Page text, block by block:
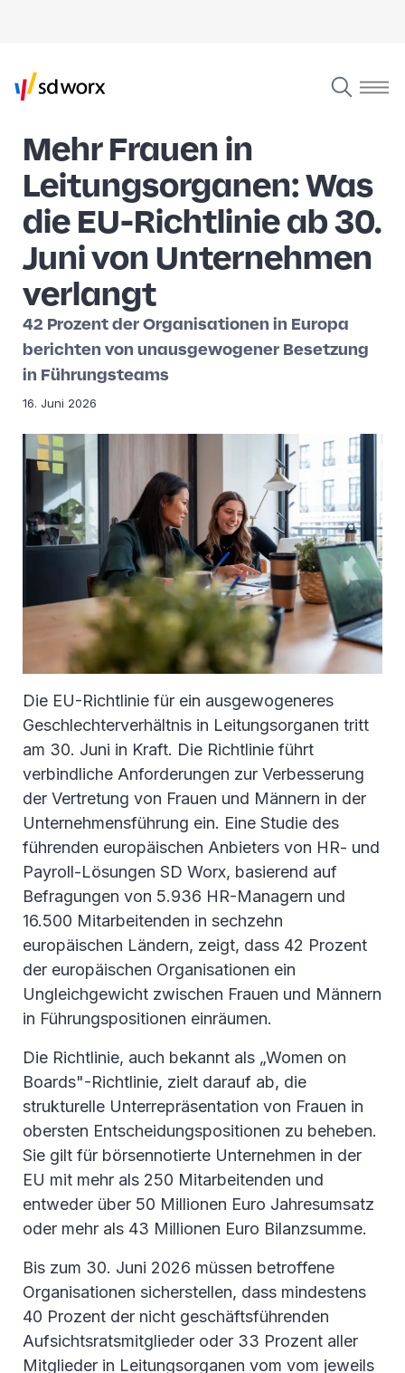
Mehr Frauen in
Leitungsorganen: Was
die EU-Richtlinie ab 30.
Juni von Unternehmen
verlangt
42 Prozent der Organisationen in Europa
berichten von unausgewogener Besetzung
in Führungsteams
16. Juni 2026
Die EU-Richtlinie für ein ausgewogeneres
Geschlechterverhältnis in Leitungsorganen tritt
am 30. Juni in Kraft. Die Richtlinie führt
verbindliche Anforderungen zur Verbesserung
der Vertretung von Frauen und Männern in der
Unternehmensführung ein. Eine Studie des
führenden europäischen Anbieters von HR- und
Payroll-Lösungen SD Worx, basierend auf
Befragungen von 5.936 HR-Managern und
16.500 Mitarbeitenden in sechzehn
europäischen Ländern, zeigt, dass 42 Prozent
der europäischen Organisationen ein
Ungleichgewicht zwischen Frauen und Männern
in Führungspositionen einräumen.
Die Richtlinie, auch bekannt als „Women on
Boards"-Richtlinie, zielt darauf ab, die
strukturelle Unterrepräsentation von Frauen in
obersten Entscheidungspositionen zu beheben.
Sie gilt für börsennotierte Unternehmen in der
EU mit mehr als 250 Mitarbeitenden und
entweder über 50 Millionen Euro Jahresumsatz
oder mehr als 43 Millionen Euro Bilanzsumme.
Bis zum 30. Juni 2026 müssen betroffene
Organisationen sicherstellen, dass mindestens
40 Prozent der nicht geschäftsführenden
Aufsichtsratsmitglieder oder 33 Prozent aller
Mitglieder in Leitungsorganen vom vom jeweils